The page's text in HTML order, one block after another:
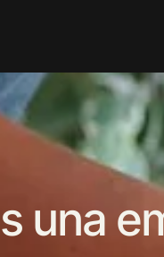
una